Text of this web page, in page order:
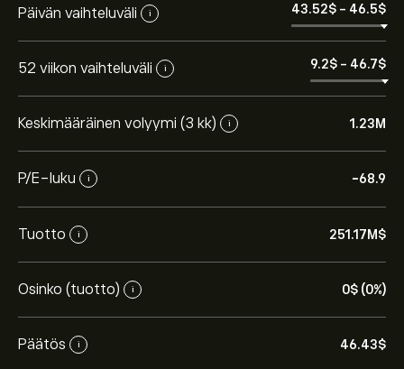
Päivän vaihteluväli i 43.52‎$‎ - 46.5‎$‎
52 viikon vaihteluväli i 9.2‎$‎ - 46.7‎$‎
Keskimääräinen volyymi (3 kk) i 1.23M
P/E-luku i -68.9
Tuotto i 251.17M‎$‎
Osinko (tuotto) i 0‎$‎ (0%)
Päätös i 46.43‎$‎